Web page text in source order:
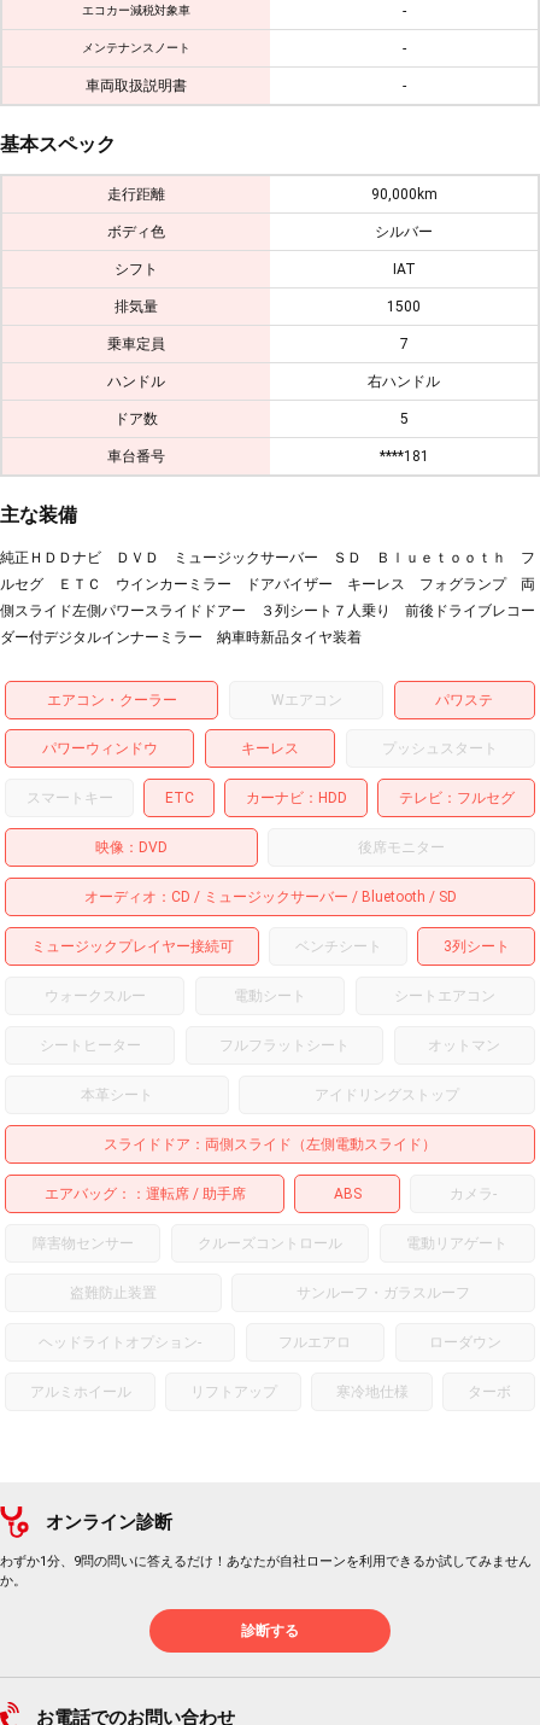
エコカー減税対象車 -
メンテナンスノート -
車両取扱説明書 -
基本スペック
走行距離 90,000km
ボディ色 シルバー
シフト IAT
排気量 1500
乗車定員 7
ハンドル 右ハンドル
ドア数 5
車台番号 ****181
主な装備
純正ＨＤＤナビ ＤＶＤ ミュージックサーバー ＳＤ Ｂｌｕｅｔｏｏｔｈ フ
ルセグ ＥＴＣ ウインカーミラー ドアバイザー キーレス フォグランプ 両
側スライド左側パワースライドドアー ３列シート７人乗り 前後ドライブレコー
ダー付デジタルインナーミラー 納車時新品タイヤ装着
エアコン・クーラー Wエアコン パワステ
パワーウィンドウ キーレス プッシュスタート
スマートキー ETC カーナビ HDD テレビ フルセグ
映像 DVD 後席モニター
オーディオ CD ミュージックサーバー Bluetooth SD
ミュージックプレイヤー接続可 ベンチシート 3列シート
ウォークスルー 電動シート シートエアコン
シートヒーター フルフラットシート オットマン
本革シート アイドリングストップ
スライドドア 両側スライド（左側電動スライド）
エアバッグ： 運転席 助手席 ABS カメラ-
障害物センサー クルーズコントロール 電動リアゲート
盗難防止装置 サンルーフ・ガラスルーフ
ヘッドライトオプション- フルエアロ ローダウン
アルミホイール リフトアップ 寒冷地仕様 ターボ
オンライン診断
わずか1分、9問の問いに答えるだけ！あなたが自社ローンを利用できるか試してみません
か。
診断する
お電話でのお問い合わせ